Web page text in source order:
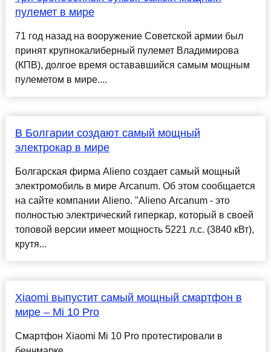
пулемет в мире
71 год назад на вооружение Советской армии был
принят крупнокалиберный пулемет Владимирова
(КПВ), долгое время остававшийся самым мощным
пулеметом в мире....
В Болгарии создают самый мощный
электрокар в мире
Болгарская фирма Alieno создает самый мощный
электромобиль в мире Arcanum. Об этом сообщается
на сайте компании Alieno. "Alieno Arcanum - это
полностью электрический гиперкар, который в своей
топовой версии имеет мощность 5221 л.с. (3840 кВт),
крутя...
Xiaomi выпустит самый мощный смартфон в
мире – Mi 10 Pro
Смартфон Xiaomi Mi 10 Pro протестировали в